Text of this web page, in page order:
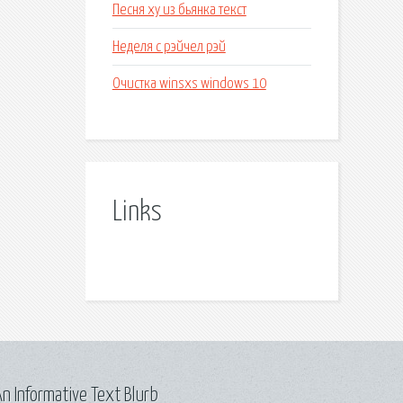
Песня ху из бьянка текст
Неделя с рэйчел рэй
Очистка winsxs windows 10
Links
Informative Text Blurb